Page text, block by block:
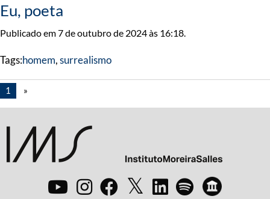
Eu, poeta
Publicado em 7 de outubro de 2024 às 16:18.
Tags:homem,surrealismo
1 »